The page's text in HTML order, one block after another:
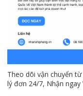
Theo dõi vận chuyển
lý đơn 24/7, Nhận ngay